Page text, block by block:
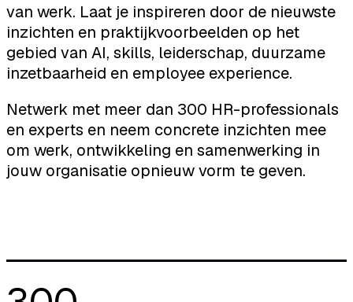
van werk. Laat je inspireren door de nieuwste
inzichten en praktijkvoorbeelden op het
gebied van AI, skills, leiderschap, duurzame
inzetbaarheid en employee experience.
Netwerk met meer dan 300 HR-professionals
en experts en neem concrete inzichten mee
om werk, ontwikkeling en samenwerking in
jouw organisatie opnieuw vorm te geven.